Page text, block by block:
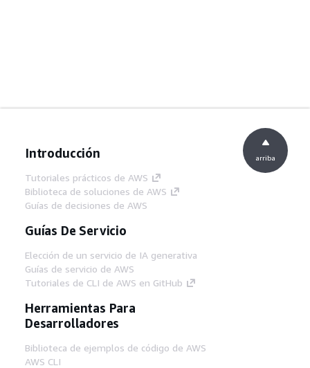
Introducción
Tutoriales prácticos de AWS
Biblioteca de soluciones de AWS
Guías de decisiones de AWS
Guías De Servicio
Elección de un servicio de IA generativa
Guías de servicio de AWS
Tutoriales de CLI de AWS en GitHub
Herramientas Para
Desarrolladores
Biblioteca de ejemplos de código de AWS
AWS CLI
arriba